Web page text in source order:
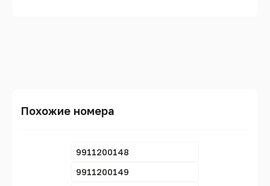
Похожие номера
9911200148
9911200149